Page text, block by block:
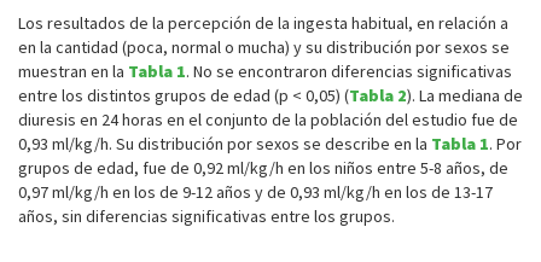
Los resultados de la percepción de la ingesta habitual, en relación a
en la cantidad (poca, normal o mucha) y su distribución por sexos se
muestran en la Tabla 1. No se encontraron diferencias significativas
entre los distintos grupos de edad (p < 0,05) (Tabla 2). La mediana de
diuresis en 24 horas en el conjunto de la población del estudio fue de
0,93 ml/kg/h. Su distribución por sexos se describe en la Tabla 1. Por
grupos de edad, fue de 0,92 ml/kg/h en los niños entre 5-8 años, de
0,97 ml/kg/h en los de 9-12 años y de 0,93 ml/kg/h en los de 13-17
años, sin diferencias significativas entre los grupos.